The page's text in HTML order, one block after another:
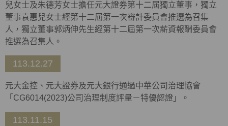
兒女士及朱德芳女士擔任元大證券第十二屆獨立董事，獨立
董事袁惠兒女士經第十二屆第一次審計委員會推選為召集
人，獨立董事郭炳伸先生經第十二屆第一次薪資報酬委員會
推選為召集人。
113.12.27
元大金控、元大證券及元大銀行通過中華公司治理協會
「 CG6014(2023)公司治理制度評量－特優認證」。
113.11.15